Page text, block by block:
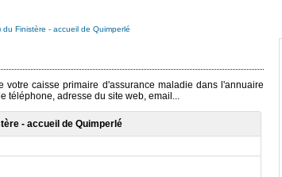
Finistère - accueil de Quimperlé
caisse primaire d'assurance maladie dans l'annuaire
téléphone, adresse du site web, email...
- accueil de Quimperlé